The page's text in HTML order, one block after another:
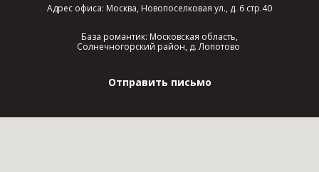
Адрес офиса: Москва, Новопоселковая ул., д. 6 стр.40
База романтик: Московская область,
Солнечногорский район, д. Лопотово
Отправить письмо